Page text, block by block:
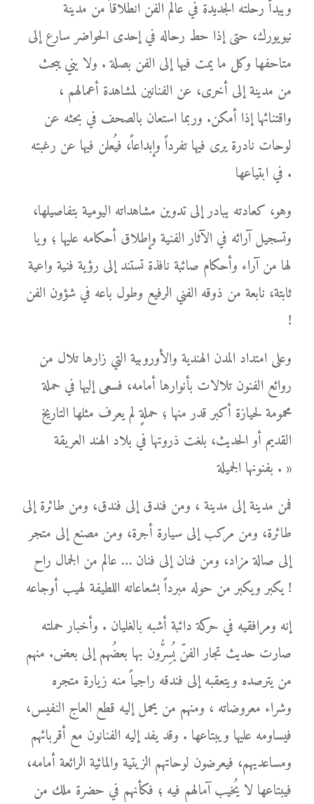
ويبدأ رحلته الجديدة في عالم الفن انطلاقاً من مدينة
نيويورك، حتى إذا حط رحاله في إحدى الحواضر سارع إلى
متاحفها وكل ما يمت فيها إلى الفن بصلة . ولا يني يبحث
من مدينة إلى أخرى، عن الفنانين لمشاهدة أعمالهم ،
واقتنائها إذا أمكن. وربما استعان بالصحف في بحثه عن
لوحات نادرة يرى فيها تفرداً وإبداعاً، فيُعلن فيها عن رغبته
في ابتياعها .
وهو، كعادته يبادر إلى تدوين مشاهداته اليومية بتفاصيلها،
وتسجيل آرائه في الآثار الفنية وإطلاق أحكامه عليها ؛ ويا
لها من آراء وأحكام صائبة نافذة تستند إلى رؤية فنية واعية
ثابتة، نابعة من ذوقه الفني الرفيع وطول باعه في شؤون الفن
!
وعلى امتداد المدن الهندية والأوروبية التي زارها تلال من
روائع الفنون تلالات بأنوارها أمامه، فسعى إليها في حملة
محمومة لحيازة أكبر قدر منها ؛ حملةٍ لم يعرف مثلها التاريخ
القديم أو الحديث، بلغت ذروتها في بلاد الهند العريقة
بفنونها الجميلة . »
فمن مدينة إلى مدينة ، ومن فندق إلى فندق، ومن طائرة إلى
طائرة، ومن مركب إلى سيارة أجرة، ومن مصنع إلى متجر
إلى صالة مزاد، ومن فنان إلى فنان … عالم من الجمال راح
يكبر ويكبر من حوله مبرداً بشعاعاته اللطيفة لهيب أوجاعه !
إنه ومرافقيه في حركة دائبة أشبه بالغليان . وأخبار حملته
صارت حديث تجار الفنّ يُسِرُّون بها بعضُهم إلى بعض. منهم
من يترصده ويتعقبه إلى فندقه راجياً منه زيارة متجره
وشراء معروضاته ، ومنهم من يحمل إليه قطع العاج النفيس،
فيساومه عليها ويبتاعها . وقد يفد إليه الفنانون مع أقربائهم
ومساعديهم، فيعرضون لوحاتهم الزيتية والمائية الرائعة أمامه،
فيبتاعها لا يُخيب آمالهم فيه ؛ فكأنهم في حضرة ملك من